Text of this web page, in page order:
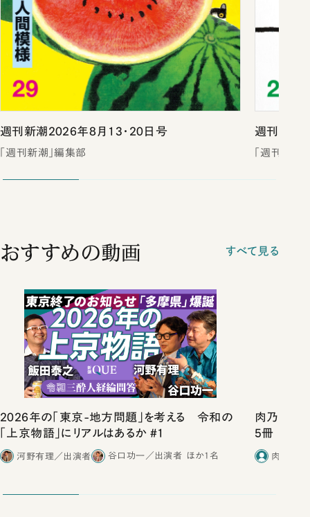
週刊新潮2026年8月13・20日号
「週刊新潮」編集部
週刊新潮
「週刊新潮
おすすめの動画 すべて見る
2026年の「東京-地方問題」を考える 令和の
「上京物語」にリアルはあるか #1
河野有理／出演者 谷口功一／出演者 ほか1名
肉乃小路
5冊
肉乃小路